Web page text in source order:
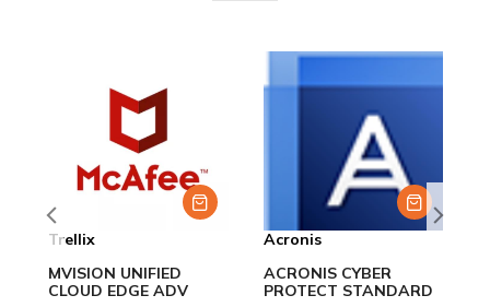
Trellix
MVISION UNIFIED
CLOUD EDGE ADV
Acronis
ACRONIS CYBER
PROTECT STANDARD